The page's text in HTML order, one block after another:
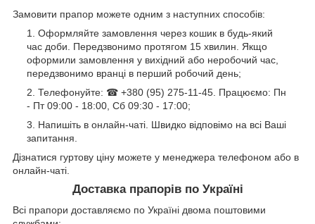
Замовити прапор можете одним з наступних способів:
Оформляйте замовлення через кошик в будь-який
час доби. Передзвонимо протягом 15 хвилин. Якщо
оформили замовлення у вихідний або неробочий час,
передзвонимо вранці в перший робочий день;
Телефонуйте: ☎ +380 (95) 275-11-45. Працюємо: Пн
- Пт 09:00 - 18:00, Сб 09:30 - 17:00;
Напишіть в онлайн-чаті. Швидко відповімо на всі Ваші
запитання.
Дізнатися гуртову ціну можете у менеджера телефоном або в
онлайн-чаті.
Доставка прапорів по Україні
Всі прапори доставляємо по Україні двома поштовими